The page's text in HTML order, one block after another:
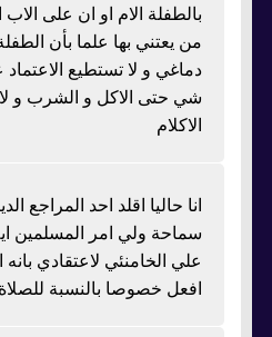
بالطفلة الام او ان على
من يعتني بها علما بأن
دماغي و لا تستطيع
شي حتى الاكل و الشرب و
الاكلام
انا حاليا اقلد احد المراجع
سماحة ولي امر المسلمين
علي الخامنئي لاعتقادي بانه
افعل خصوصا بالنسبة للصلاة